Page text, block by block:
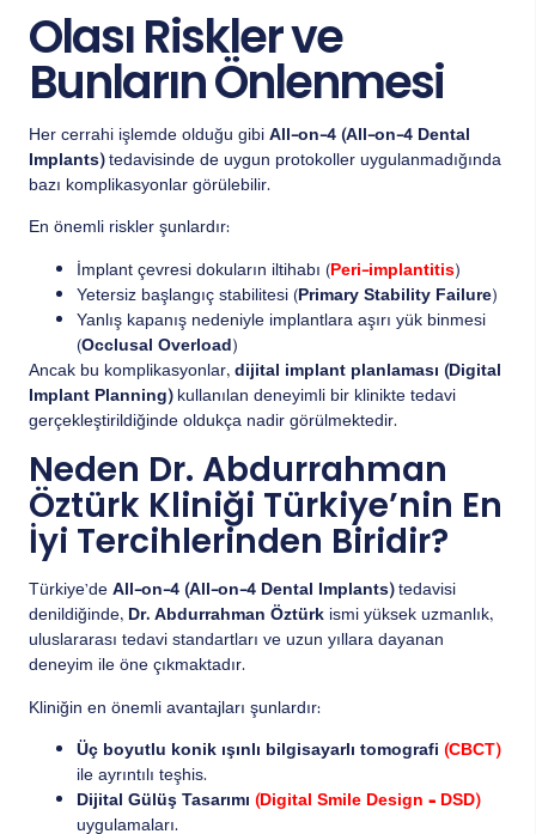
Olası Riskler ve
Bunların Önlenmesi
Her cerrahi işlemde olduğu gibiAll-on-4 (All-on-4 Dental
Implants)tedavisinde de uygun protokoller uygulanmadığında
bazı komplikasyonlar görülebilir.
En önemli riskler şunlardır:
İmplant çevresi dokuların iltihabı (Peri-implantitis)
Yetersiz başlangıç stabilitesi (Primary Stability Failure)
Yanlış kapanış nedeniyle implantlara aşırı yük binmesi
(Occlusal Overload)
Ancak bu komplikasyonlar,dijital implant planlaması (Digital
Implant Planning)kullanılan deneyimli bir klinikte tedavi
gerçekleştirildiğinde oldukça nadir görülmektedir.
Neden Dr. Abdurrahman
Öztürk Kliniği Türkiye’nin En
İyi Tercihlerinden Biridir?
Türkiye’deAll-on-4 (All-on-4 Dental Implants)tedavisi
denildiğinde, Dr. Abdurrahman Öztürk ismi yüksek uzmanlık,
uluslararası tedavi standartları ve uzun yıllara dayanan
deneyim ile öne çıkmaktadır.
Kliniğin en önemli avantajları şunlardır:
Üç boyutlu konik ışınlı bilgisayarlı tomografi (CBCT)
ile ayrıntılı teşhis.
Dijital Gülüş Tasarımı (Digital Smile Design – DSD)
uygulamaları.